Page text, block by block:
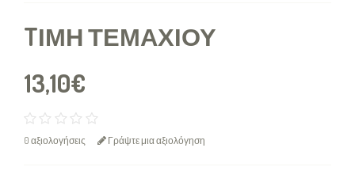
TΙΜΉ ΤΕΜΑΧΊΟΥ
13,10€
0 αξιολογήσεις Γράψτε μια αξιολόγηση